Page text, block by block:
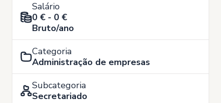
Salário
0 € - 0 €
Bruto/ano
Categoria
Administração de empresas
Subcategoria
Secretariado